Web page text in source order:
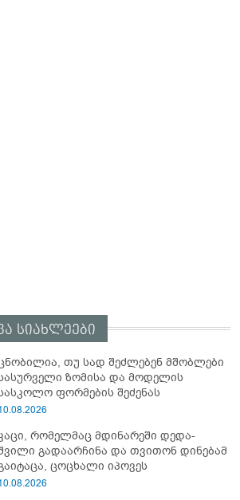
სიახლეები
თუ სად შეძლებენ მშობლები
ზომისა და მოდელის
ფორმების შეძენას
რომელმაც მდინარეში დედა-
გადაარჩინა და თვითონ დინებამ
ცოცხალი იპოვეს